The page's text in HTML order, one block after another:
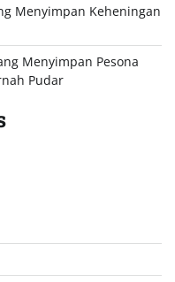
Menyimpan Keheningan
Menyimpan Pesona
Pudar